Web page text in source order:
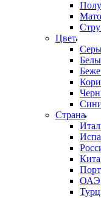
Цвет
Страна
ОАЭ